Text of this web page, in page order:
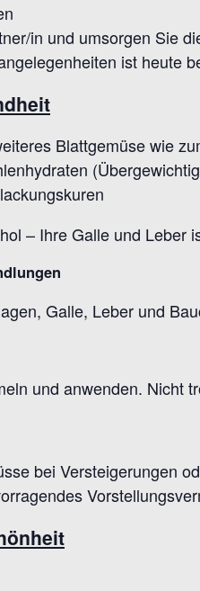
in und umsorgen Sie
ist heute
Blattgemüse wie
– Ihre Galle und Leber
Galle, Leber und
und anwenden. Nicht
bei Versteigerungen